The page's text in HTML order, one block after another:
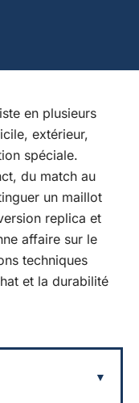
en plusieurs
extérieur,
spéciale.
du match au
un maillot
replica et
affaire sur le
techniques
et la durabilité